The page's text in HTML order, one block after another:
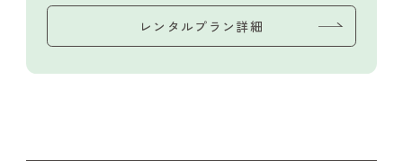
レンタルプラン詳細